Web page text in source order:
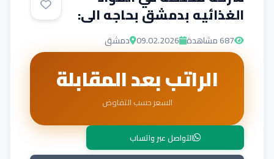
الغذائيه بدمشق بحاجه الى:
687مشاهدة 09.02.2026 دمشق
الراتب بعد المقابلة
السعر حسب التفاوض
التواصل عبر واتساب